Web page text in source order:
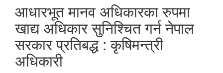
आधारभूत मानव अधिकारका रुपमा
खाद्य अधिकार सुनिश्चित गर्न नेपाल
सरकार प्रतिबद्ध : कृषिमन्त्री
अधिकारी